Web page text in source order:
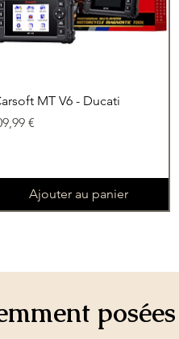
Aperçu rapide
MT V6 - Ducati
€
Ajouter au panier
posées